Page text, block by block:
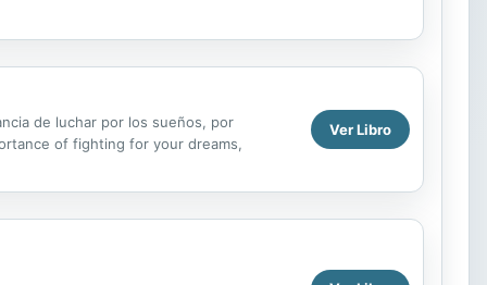
de luchar por los sueños, por
of fighting for your dreams,
Ver Libro